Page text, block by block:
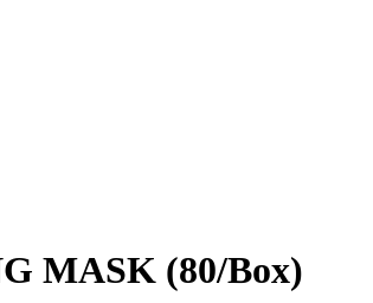
MASK (80/Box)